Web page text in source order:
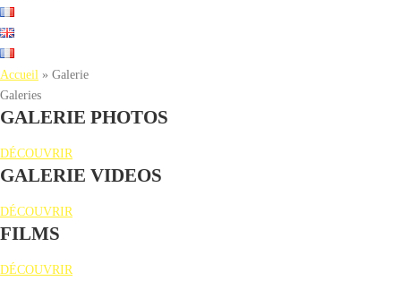
Accueil » Galerie
Galeries
GALERIE PHOTOS
DÉCOUVRIR
GALERIE VIDEOS
DÉCOUVRIR
FILMS
DÉCOUVRIR